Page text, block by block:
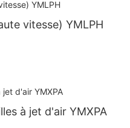
vitesse) YMLPH
à jet d'air YMXPA